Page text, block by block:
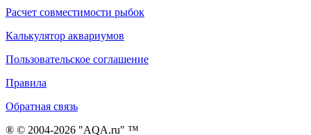
Расчет совместимости рыбок
Калькулятор аквариумов
Пользовательское соглашение
Правила
Обратная связь
® © 2004-2026 "AQA.ru" ™